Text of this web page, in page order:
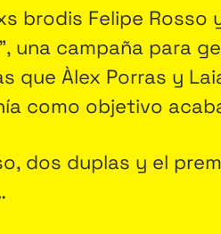
brodis Felipe Rosso
una campaña para
que Àlex Porras y
como objetivo
dos duplas y el